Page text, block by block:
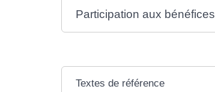
Participation aux bénéfices
Textes de référence